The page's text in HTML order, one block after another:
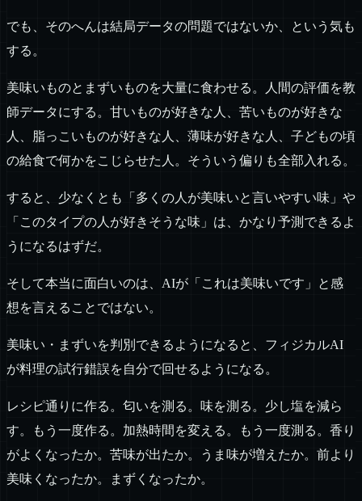
でも、そのへんは結局データの問題ではないか、という気も
する。
美味いものとまずいものを大量に食わせる。人間の評価を教
師データにする。甘いものが好きな人、苦いものが好きな
人、脂っこいものが好きな人、薄味が好きな人、子どもの頃
の給食で何かをこじらせた人。そういう偏りも全部入れる。
すると、少なくとも「多くの人が美味いと言いやすい味」や
「このタイプの人が好きそうな味」は、かなり予測できるよ
うになるはずだ。
そして本当に面白いのは、AIが「これは美味いです」と感
想を言えることではない。
美味い・まずいを判別できるようになると、フィジカルAI
が料理の試行錯誤を自分で回せるようになる。
レシピ通りに作る。匂いを測る。味を測る。少し塩を減ら
す。もう一度作る。加熱時間を変える。もう一度測る。香り
がよくなったか。苦味が出たか。うま味が増えたか。前より
美味くなったか。まずくなったか。